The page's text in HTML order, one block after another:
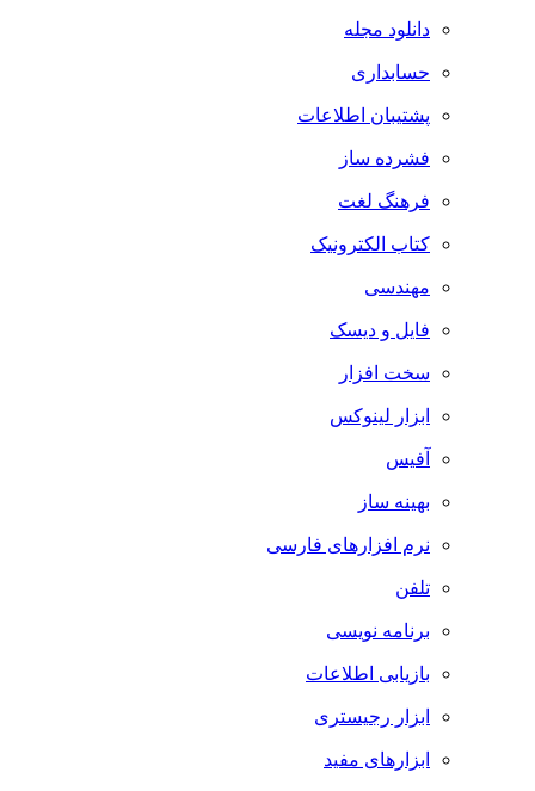
دانلود مجله
حسابداری
پشتیبان اطلاعات
فشرده ساز
فرهنگ لغت
کتاب الکترونیک
مهندسی
فایل و دیسک
سخت افزار
ابزار لینوکس
آفیس
بهینه ساز
نرم افزارهای فارسی
تلفن
برنامه نویسی
بازیابی اطلاعات
ابزار رجیستری
ابزارهای مفید